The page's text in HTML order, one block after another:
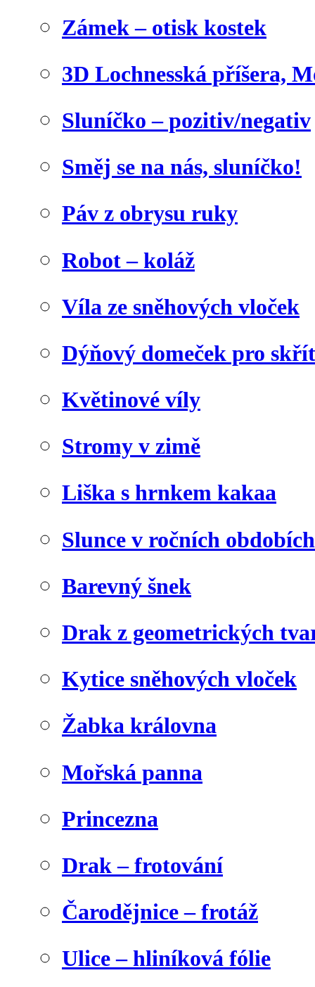
Zámek – otisk kostek
3D Lochnesská příšera,
Sluníčko – pozitiv/negativ
Směj se na nás, sluníčko!
Páv z obrysu ruky
Robot – koláž
Víla ze sněhových vloček
Dýňový domeček pro
Květinové víly
Stromy v zimě
Liška s hrnkem kakaa
Slunce v ročních obdobích
Barevný šnek
Drak z geometrických
Kytice sněhových vloček
Žabka královna
Mořská panna
Princezna
Drak – frotování
Čarodějnice – frotáž
Ulice – hliníková fólie